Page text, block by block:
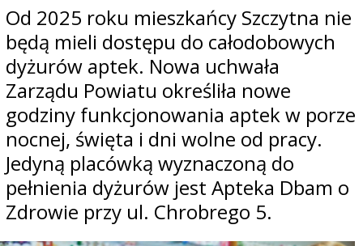
Od 2025 roku mieszkańcy Szczytna nie
będą mieli dostępu do całodobowych
dyżurów aptek. Nowa uchwała
Zarządu Powiatu określiła nowe
godziny funkcjonowania aptek w porze
nocnej, święta i dni wolne od pracy.
Jedyną placówką wyznaczoną do
pełnienia dyżurów jest Apteka Dbam o
Zdrowie przy ul. Chrobrego 5.